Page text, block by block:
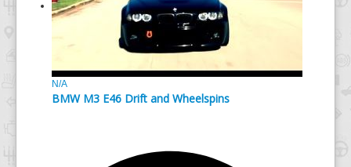
N/A
BMW M3 E46 Drift and Wheelspins